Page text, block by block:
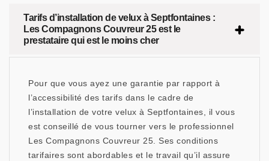
Tarifs d’installation de velux à Septfontaines :
Les Compagnons Couvreur 25 est le
prestataire qui est le moins cher
Pour que vous ayez une garantie par rapport à
l’accessibilité des tarifs dans le cadre de
l’installation de votre velux à Septfontaines, il vous
est conseillé de vous tourner vers le professionnel
Les Compagnons Couvreur 25. Ses conditions
tarifaires sont abordables et le travail qu’il assure